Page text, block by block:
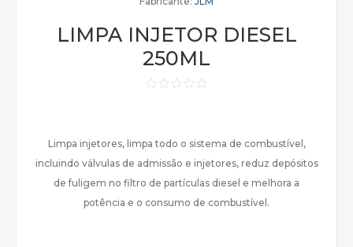
LIMPA INJETOR DIESEL
250ML
Limpa injetores, limpa todo o sistema de combustível,
incluindo válvulas de admissão e injetores, reduz depósitos
de fuligem no filtro de partículas diesel e melhora a
potência e o consumo de combustível.